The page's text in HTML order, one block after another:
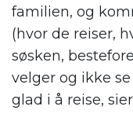
familien, og
(hvor de reiser,
søsken,
velger og ikke
glad i å reise,